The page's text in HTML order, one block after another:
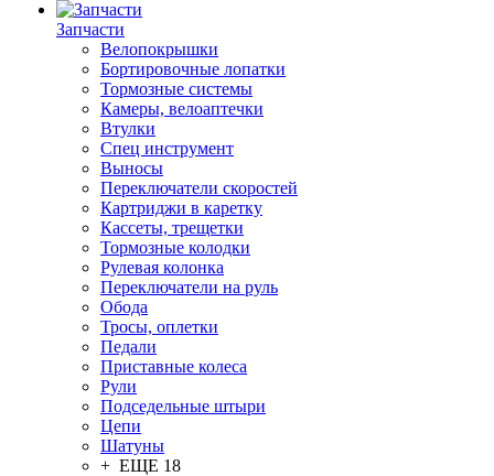
Запчасти
Велопокрышки
Бортировочные лопатки
Тормозные системы
Камеры, велоаптечки
Втулки
Спец инструмент
Выносы
Переключатели скоростей
Картриджи в каретку
Кассеты, трещетки
Тормозные колодки
Рулевая колонка
Переключатели на руль
Обода
Тросы, оплетки
Педали
Приставные колеса
Рули
Подседельные штыри
Цепи
Шатуны
+ ЕЩЕ 18